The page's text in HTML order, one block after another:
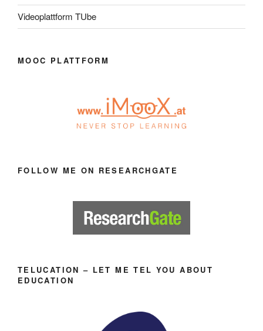
Videoplattform TUbe
MOOC PLATTFORM
FOLLOW ME ON RESEARCHGATE
TELUCATION – LET ME TEL YOU ABOUT
EDUCATION